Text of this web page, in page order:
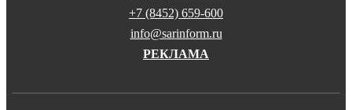
+7 (8452) 659-600
info@sarinform.ru
РЕКЛАМА